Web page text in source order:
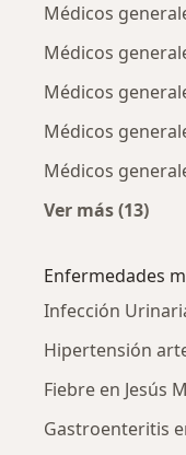
Médicos
Médicos
Médicos
Médicos
Médicos
Ver más (13)
Enfermedades
Infección
Hipertensión
Fiebre en Jesús
Gastroenteritis